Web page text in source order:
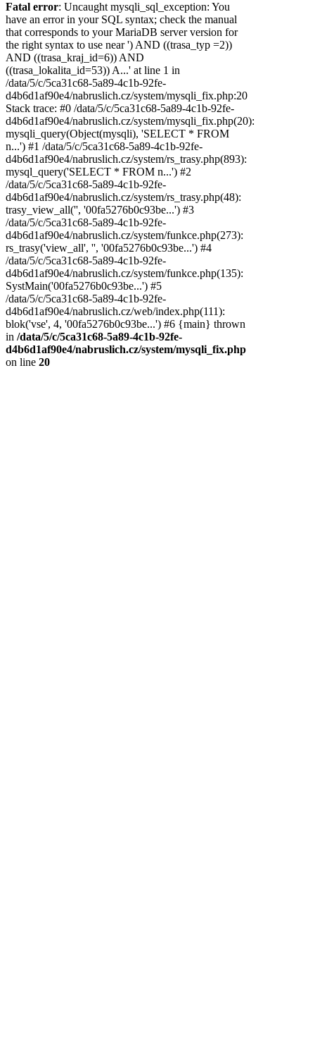
Fatal error: Uncaught mysqli_sql_exception: You
have an error in your SQL syntax; check the manual
that corresponds to your MariaDB server version for
the right syntax to use near ') AND ((trasa_typ =2))
AND ((trasa_kraj_id=6)) AND
((trasa_lokalita_id=53)) A...' at line 1 in
/data/5/c/5ca31c68-5a89-4c1b-92fe-
d4b6d1af90e4/nabruslich.cz/system/mysqli_fix.php:20
Stack trace: #0 /data/5/c/5ca31c68-5a89-4c1b-92fe-
d4b6d1af90e4/nabruslich.cz/system/mysqli_fix.php(20):
mysqli_query(Object(mysqli), 'SELECT * FROM
n...') #1 /data/5/c/5ca31c68-5a89-4c1b-92fe-
d4b6d1af90e4/nabruslich.cz/system/rs_trasy.php(893):
mysql_query('SELECT * FROM n...') #2
/data/5/c/5ca31c68-5a89-4c1b-92fe-
d4b6d1af90e4/nabruslich.cz/system/rs_trasy.php(48):
trasy_view_all('', '00fa5276b0c93be...') #3
/data/5/c/5ca31c68-5a89-4c1b-92fe-
d4b6d1af90e4/nabruslich.cz/system/funkce.php(273):
rs_trasy('view_all', '', '00fa5276b0c93be...') #4
/data/5/c/5ca31c68-5a89-4c1b-92fe-
d4b6d1af90e4/nabruslich.cz/system/funkce.php(135):
SystMain('00fa5276b0c93be...') #5
/data/5/c/5ca31c68-5a89-4c1b-92fe-
d4b6d1af90e4/nabruslich.cz/web/index.php(111):
blok('vse', 4, '00fa5276b0c93be...') #6 {main} thrown
in /data/5/c/5ca31c68-5a89-4c1b-92fe-
d4b6d1af90e4/nabruslich.cz/system/mysqli_fix.php
on line 20